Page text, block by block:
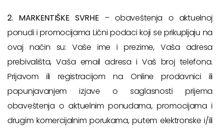
2. MARKENTIŠKE SVRHE – obaveštenja o aktuelnoj
ponudi i promocijama Lični podaci koji se prikupljaju na
ovaj način su: Vaše ime i prezime, Vaša adresa
prebivališta, Vaša email adresa i Vaš broj telefona.
Prijavom ili registracijom na Online prodavnici ili
popunjavanjem izjave o saglasnosti prijema
obaveštenja o aktuelnim ponudama, promocijama i
drugim komercijalnim porukama, putem elektronske i/ili